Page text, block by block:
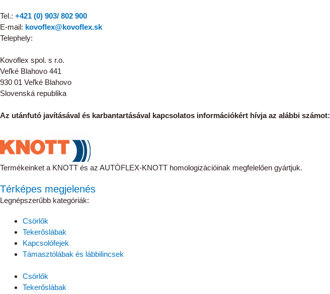
Tel.: +421 (0) 903/ 802 900
E-mail: kovoflex@kovoflex.sk
Telephely:
Kovoflex spol. s r.o.
Veľké Blahovo 441
930 01 Veľké Blahovo
Slovenská republika
Az utánfutó javításával és karbantartásával kapcsolatos információkért hívja az alábbi számot:
Termékeinket a KNOTT és az AUTÓFLEX-KNOTT homologizációinak megfelelően gyártjuk.
Térképes megjelenés
Legnépszerűbb kategóriák:
Csörlők
Tekerőslábak
Kapcsolófejek
Támasztólábak és lábbilincsek
Csörlők
Tekerőslábak